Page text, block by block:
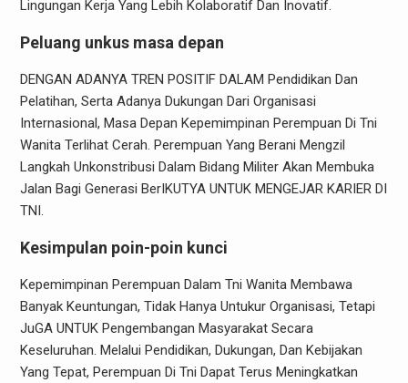
Lingungan Kerja Yang Lebih Kolaboratif Dan Inovatif.
Peluang unkus masa depan
DENGAN ADANYA TREN POSITIF DALAM Pendidikan Dan
Pelatihan, Serta Adanya Dukungan Dari Organisasi
Internasional, Masa Depan Kepemimpinan Perempuan Di Tni
Wanita Terlihat Cerah. Perempuan Yang Berani Mengzil
Langkah Unkonstribusi Dalam Bidang Militer Akan Membuka
Jalan Bagi Generasi BerIKUTYA UNTUK MENGEJAR KARIER DI
TNI.
Kesimpulan poin-poin kunci
Kepemimpinan Perempuan Dalam Tni Wanita Membawa
Banyak Keuntungan, Tidak Hanya Untukur Organisasi, Tetapi
JuGA UNTUK Pengembangan Masyarakat Secara
Keseluruhan. Melalui Pendidikan, Dukungan, Dan Kebijakan
Yang Tepat, Perempuan Di Tni Dapat Terus Meningkatkan